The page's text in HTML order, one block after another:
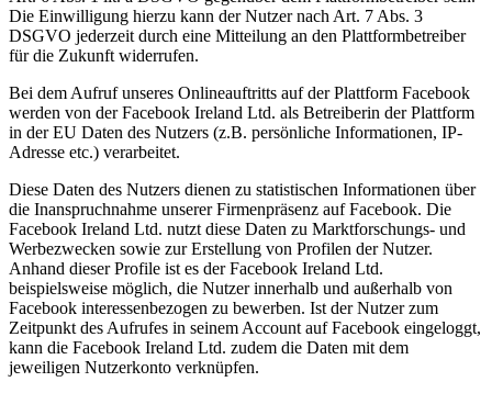
Die Einwilligung hierzu kann der Nutzer nach Art. 7 Abs. 3
DSGVO jederzeit durch eine Mitteilung an den Plattformbetreiber
für die Zukunft widerrufen.
Bei dem Aufruf unseres Onlineauftritts auf der Plattform Facebook
werden von der Facebook Ireland Ltd. als Betreiberin der Plattform
in der EU Daten des Nutzers (z.B. persönliche Informationen, IP-
Adresse etc.) verarbeitet.
Diese Daten des Nutzers dienen zu statistischen Informationen über
die Inanspruchnahme unserer Firmenpräsenz auf Facebook. Die
Facebook Ireland Ltd. nutzt diese Daten zu Marktforschungs- und
Werbezwecken sowie zur Erstellung von Profilen der Nutzer.
Anhand dieser Profile ist es der Facebook Ireland Ltd.
beispielsweise möglich, die Nutzer innerhalb und außerhalb von
Facebook interessenbezogen zu bewerben. Ist der Nutzer zum
Zeitpunkt des Aufrufes in seinem Account auf Facebook eingeloggt,
kann die Facebook Ireland Ltd. zudem die Daten mit dem
jeweiligen Nutzerkonto verknüpfen.